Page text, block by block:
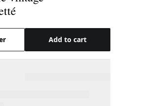
Add to cart